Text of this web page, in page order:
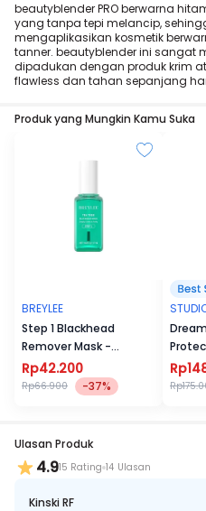
beautyblender PRO berwarna
yang tanpa tepi melancip,
mengaplikasikan kosmetik
tanner. beautyblender ini sangat
dipadukan dengan produk krim
flawless dan tahan sepanjang
Produk yang Mungkin Kamu Suka
BREYLEE
Step 1 Blackhead
Remover Mask -
Pembersih Komedo
Rp42.200
Rp66.900 -37%
Ulasan Produk
4.915 Rating 14 Ulasan
Kinski RF